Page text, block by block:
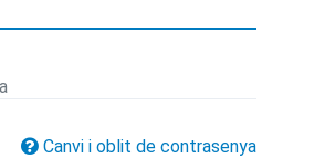
Canvi i oblit de contrasenya